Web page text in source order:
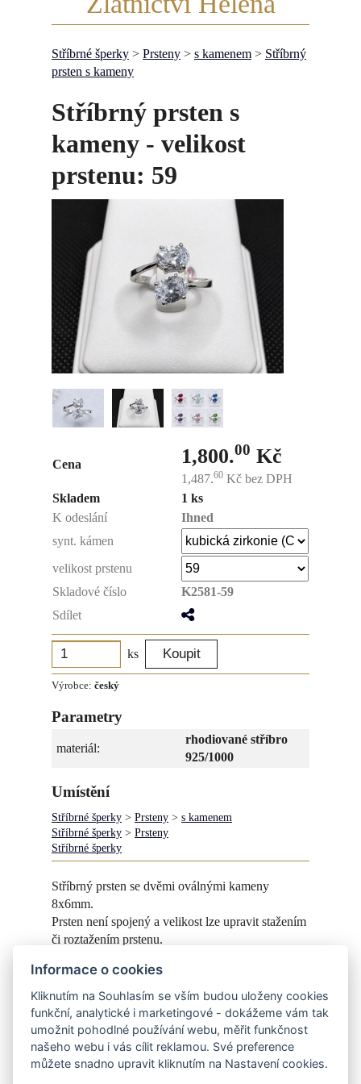
Stříbrné šperky > Prsteny > s kamenem > Stříbrný
prsten s kameny
Stříbrný prsten s
kameny - velikost
prstenu: 59
Cena 1,800.00 Kč
1,487.60 Kč bez DPH
Skladem
1 ks
K odeslání
Ihned
synt. kámen
velikost prstenu
Skladové číslo
K2581-59
Sdílet
ks
Výrobce: český
Parametry
materiál:
rhodiované stříbro
925/1000
Umístění
Stříbrné šperky > Prsteny > s kamenem
Stříbrné šperky > Prsteny
Stříbrné šperky
Stříbrný prsten se dvěmi oválnými kameny
8x6mm.
Prsten není spojený a velikost lze upravit stažením
či roztažením prstenu.
Jiná velikost na dotaz.
Do prstenu lze vsadit také barevné kameny - žluté,
růžové, modré, zelené, červené.....
Informace o cookies
Kliknutím na Souhlasím se vším budou uloženy cookies
funkční, analytické i marketingové - dokážeme vám tak
umožnit pohodlné používání webu, měřit funkčnost
našeho webu i vás cílit reklamou. Své preference
můžete snadno upravit kliknutím na Nastavení cookies.